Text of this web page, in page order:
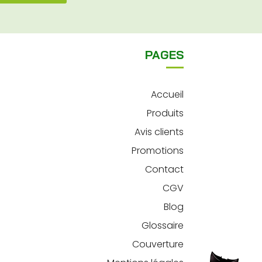
PAGES
Accueil
Produits
Avis clients
Promotions
Contact
CGV
Blog
Glossaire
Couverture